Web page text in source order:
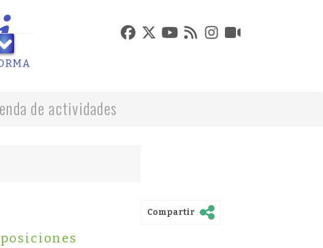
de actividades
Compartir